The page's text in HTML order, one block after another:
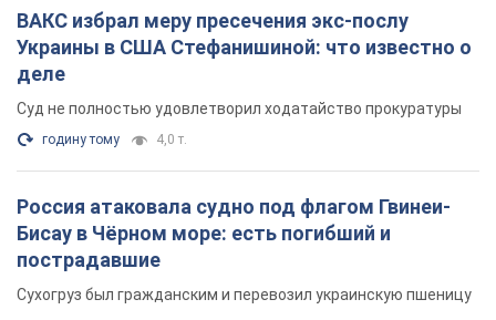
Бисау в Чёрном море: есть погибший и
пострадавшие
Сухогруз был гражданским и перевозил украинскую пшеницу
2 години тому 1,1 т.